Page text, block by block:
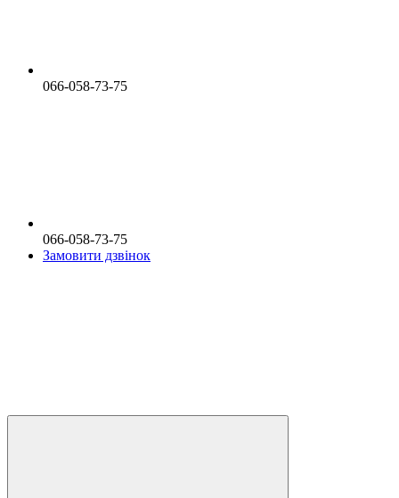
066-058-73-75
066-058-73-75
Замовити дзвінок